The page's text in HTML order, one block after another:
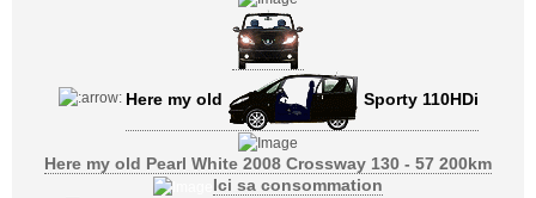
Here my old Sporty 110HDi
Here my old Pearl White 2008 Crossway 130 - 57 200km
Ici sa consommation